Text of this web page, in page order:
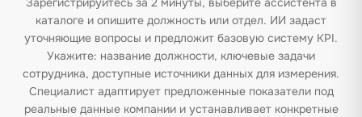
каталоге и опишите должность или отдел. ИИ задаст
уточняющие вопросы и предложит базовую систему KPI.
Укажите: название должности, ключевые задачи
сотрудника, доступные источники данных для измерения.
Специалист адаптирует предложенные показатели под
реальные данные компании и устанавливает конкретные